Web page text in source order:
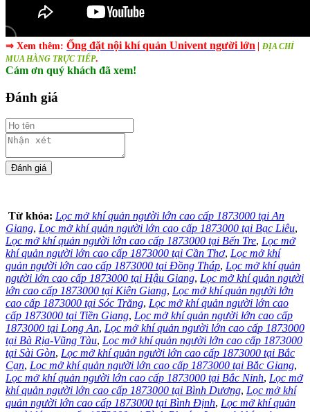
⇒ Xem thêm: Ống đặt nội khí quản Univent người lớn
ĐỊA CHỈ
MUA HÀNG TRỰC TIẾP.
Cám ơn quý khách đã xem!
Đánh giá
Từ khóa: Lọc mở khí quản người lớn cao cấp 1873000 tại An
Giang, Lọc mở khí quản người lớn cao cấp 1873000 tại Bạc Liêu,
Lọc mở khí quản người lớn cao cấp 1873000 tại Bến Tre, Lọc mở
khí quản người lớn cao cấp 1873000 tại Cần Thơ, Lọc mở khí
quản người lớn cao cấp 1873000 tại Đồng Tháp, Lọc mở khí quản
người lớn cao cấp 1873000 tại Hậu Giang, Lọc mở khí quản người
lớn cao cấp 1873000 tại Kiên Giang, Lọc mở khí quản người lớn
cao cấp 1873000 tại Sóc Trăng, Lọc mở khí quản người lớn cao
cấp 1873000 tại Tiền Giang, Lọc mở khí quản người lớn cao cấp
1873000 tại Long An, Lọc mở khí quản người lớn cao cấp 1873000
tại Bà Rịa-Vũng Tàu, Lọc mở khí quản người lớn cao cấp 1873000
tại Sài Gòn, Lọc mở khí quản người lớn cao cấp 1873000 tại Bắc
Cạn, Lọc mở khí quản người lớn cao cấp 1873000 tại Bắc Giang,
Lọc mở khí quản người lớn cao cấp 1873000 tại Bắc Ninh, Lọc mở
khí quản người lớn cao cấp 1873000 tại Bình Dương, Lọc mở khí
quản người lớn cao cấp 1873000 tại Bình Định, Lọc mở khí quản